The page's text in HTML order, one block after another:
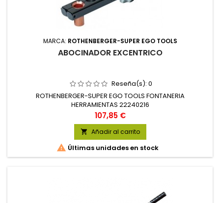
MARCA: ROTHENBERGER-SUPER EGO TOOLS
ABOCINADOR EXCENTRICO
Reseña(s): 0
ROTHENBERGER-SUPER EGO TOOLS FONTANERIA
HERRAMIENTAS 22240216
Precio
107,85 €
 Añadir al carrito
 Últimas unidades en stock